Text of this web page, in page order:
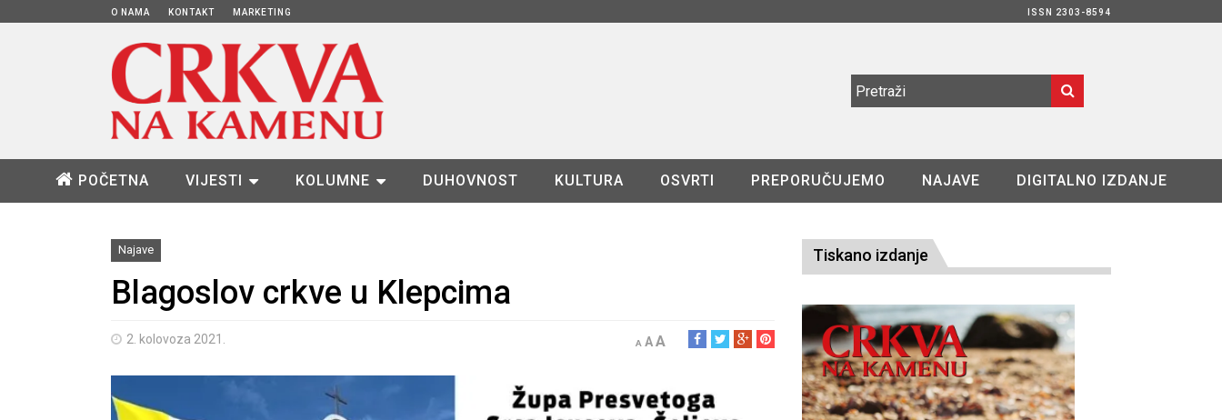
O NAMA KONTAKT MARKETING ISSN 2303-8594
POČETNA VIJESTI KOLUMNE DUHOVNOST KULTURA OSVRTI PREPORUČUJEMO NAJAVE DIGITALNO IZDANJE
Najave
Blagoslov crkve u Klepcima
2. kolovoza 2021. A AA
Tiskano izdanje